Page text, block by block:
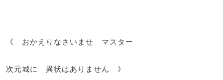
《 おかえりなさいませ マスター
次元城に 異状はありません 》